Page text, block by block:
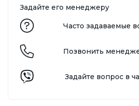
Задайте его менеджеру
Часто задаваемые
Позвонить
Задайте вопрос в